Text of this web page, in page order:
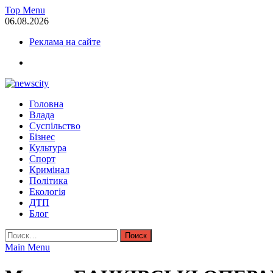
Skip
to
Top Menu
06.08.2026
Реклама на сайте
NewsCity — свежие новости Запорожья сегодня
Новости Запорожья и Запорожской области сегодня. События
Головна
Влада
Суспільство
Бізнес
Культура
Спорт
Кримінал
Політика
Екологія
ДТП
Блог
Найти:
Main Menu